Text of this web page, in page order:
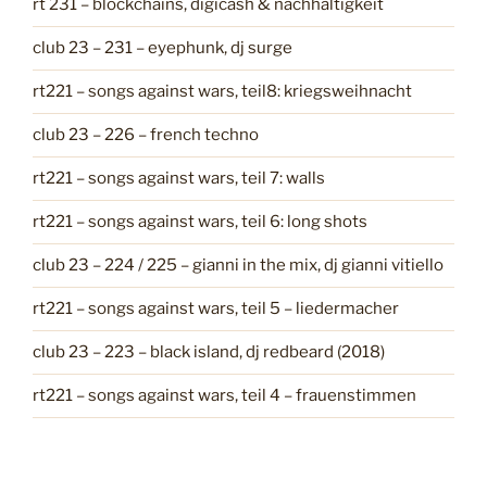
r
n
rt 231 – blockchains, digicash & nachhaltigkeit
club 23 – 231 – eyephunk, dj surge
rt221 – songs against wars, teil8: kriegsweihnacht
club 23 – 226 – french techno
rt221 – songs against wars, teil 7: walls
rt221 – songs against wars, teil 6: long shots
club 23 – 224 / 225 – gianni in the mix, dj gianni vitiello
rt221 – songs against wars, teil 5 – liedermacher
club 23 – 223 – black island, dj redbeard (2018)
rt221 – songs against wars, teil 4 – frauenstimmen